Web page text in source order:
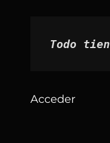
Todo
Acceder